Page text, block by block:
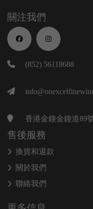
關注我們
(852) 56118688
香港金鐘金鐘道89
售後服務
換貨和退款
關於我們
聯絡我們